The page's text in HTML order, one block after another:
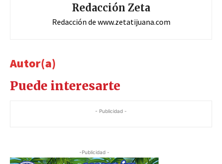
Redacción Zeta
Redacción de www.zetatijuana.com
Autor(a)
Puede interesarte
- Publicidad -
-Publicidad -